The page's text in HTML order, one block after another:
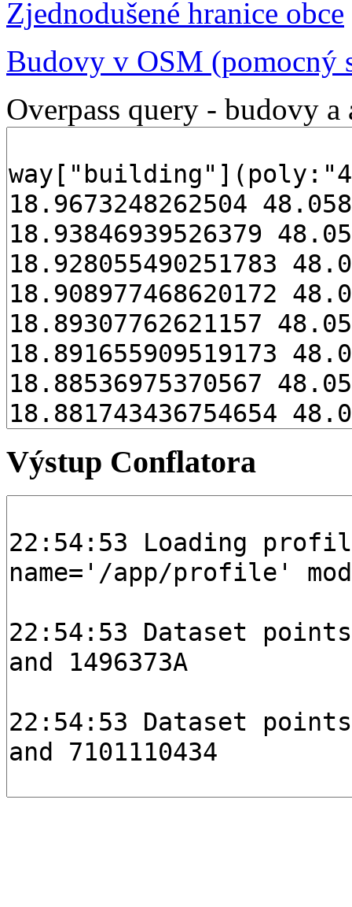
Zjednodušené hranice obce
Budovy v OSM (pomocný
Overpass query - budovy a
Výstup Conflatora